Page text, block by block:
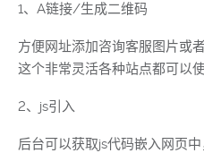
1、A链接/生成二维码
方便网址添加咨询客服图片或
这个非常灵活各种站点都可以使
2、js引入
后台可以获取js代码嵌入网页